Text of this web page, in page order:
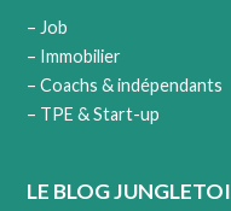
– Job
– Immobilier
– Coachs & indépendants
– TPE & Start-up
LE BLOG JUNGLETOI